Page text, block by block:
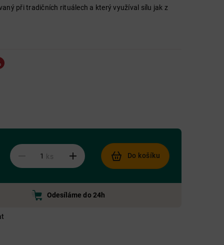
při tradičních rituálech a který využíval sílu jak z
ks Do košíku
Odesíláme do 24h